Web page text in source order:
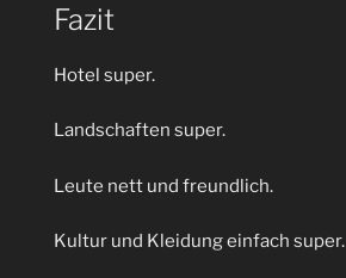
Fazit
Hotel super.
Landschaften super.
Leute nett und freundlich.
Kultur und Kleidung einfach super.